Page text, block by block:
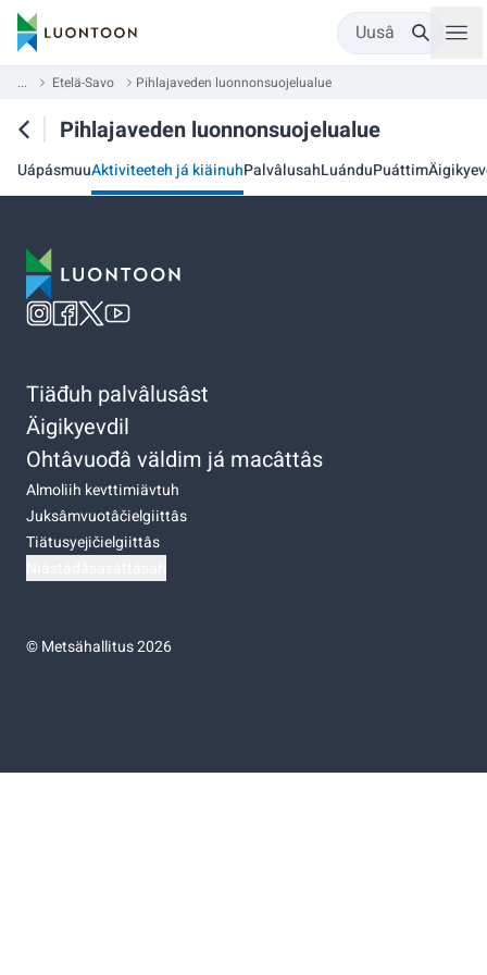
Uusâ
... Etelä-Savo Pihlajaveden luonnonsuojelualue
Pihlajaveden luonnonsuojelualue
UápásmuuAktiviteeteh já kiäinuhPalvâlusahLuánduPuáttim
Tiäđuh palvâlusâst
Äigikyevdil
Ohtâvuođâ väldim já macâttâs
Almoliih kevttimiävtuh
Juksâmvuotâčielgiittâs
Tiätusyejičielgiittâs
©Metsähallitus 2026